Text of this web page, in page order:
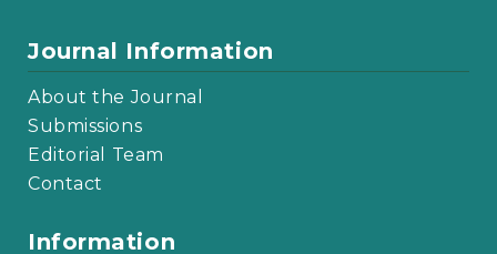
Journal Information
About the Journal
Submissions
Editorial Team
Contact
Information